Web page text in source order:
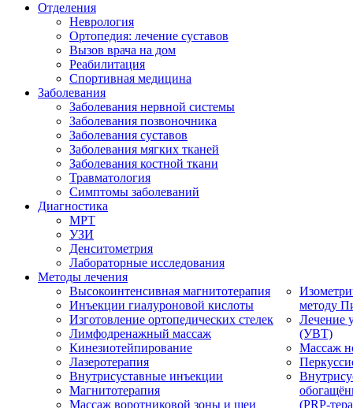
Отделения
Неврология
Ортопедия: лечение суставов
Вызов врача на дом
Реабилитация
Спортивная медицина
Заболевания
Заболевания нервной системы
Заболевания позвоночника
Заболевания суставов
Заболевания мягких тканей
Заболевания костной ткани
Травматология
Симптомы заболеваний
Диагностика
МРТ
УЗИ
Денситометрия
Лабораторные исследования
Методы лечения
Высокоинтенсивная магнитотерапия
Инъекции гиалуроновой кислоты
Изготовление ортопедических стелек
Лимфодренажный массаж
Кинезиотейпирование
Лазеротерапия
Внутрисуставные инъекции
Магнитотерапия
Массаж воротниковой зоны и шеи
методу
Лечение
(УВТ)
Массаж
(PRP-